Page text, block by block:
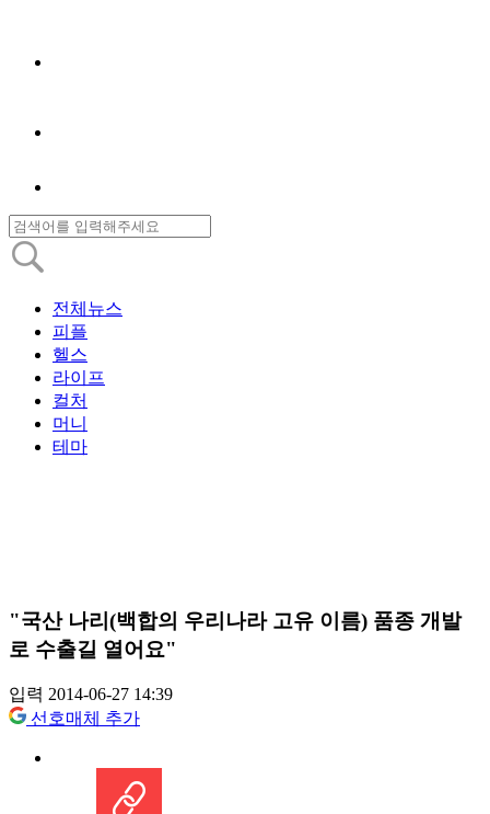
전체뉴스
피플
헬스
라이프
컬처
머니
테마
"국산 나리(백합의 우리나라 고유 이름) 품종 개발
로 수출길 열어요"
입력 2014-06-27 14:39
선호매체 추가